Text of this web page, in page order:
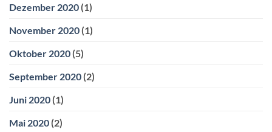
Dezember 2020 (1)
November 2020 (1)
Oktober 2020 (5)
September 2020 (2)
Juni 2020 (1)
Mai 2020 (2)